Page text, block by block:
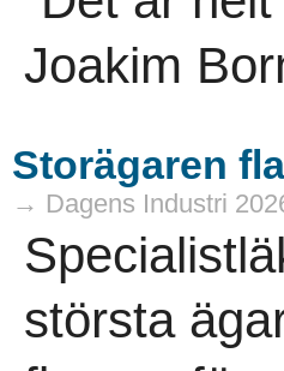
Joakim
Storägaren
→ Dagens Industri
största